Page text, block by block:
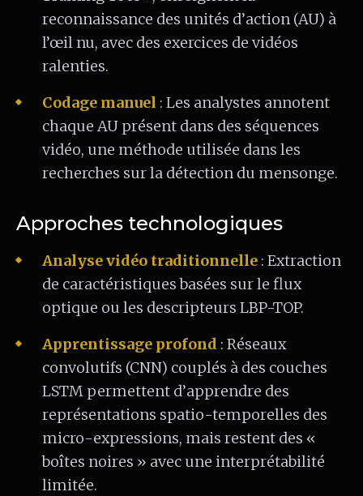
reconnaissance des unités d’action (AU) à
l’œil nu, avec des exercices de vidéos
ralenties.
Codage manuel : Les analystes annotent
chaque AU présent dans des séquences
vidéo, une méthode utilisée dans les
recherches sur la détection du mensonge.
Approches technologiques
Analyse vidéo traditionnelle : Extraction
de caractéristiques basées sur le flux
optique ou les descripteurs LBP-TOP.
Apprentissage profond : Réseaux
convolutifs (CNN) couplés à des couches
LSTM permettent d’apprendre des
représentations spatio-temporelles des
micro-expressions, mais restent des «
boîtes noires » avec une interprétabilité
limitée.